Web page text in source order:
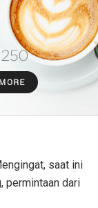
saat ini
permintaan dari